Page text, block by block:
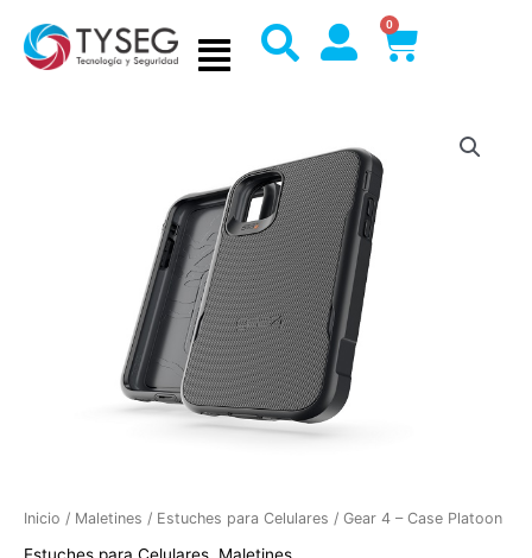
contenido
0
Cart
Inicio / Maletines / Estuches para Celulares / Gear 4 – Case Platoon
Estuches para Celulares, Maletines